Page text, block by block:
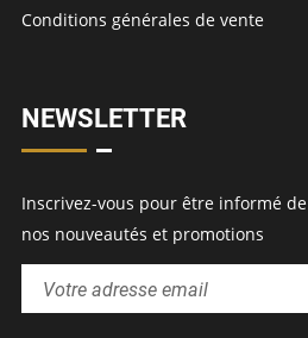
Conditions générales de vente
NEWSLETTER
Inscrivez-vous pour être informé de
nos nouveautés et promotions